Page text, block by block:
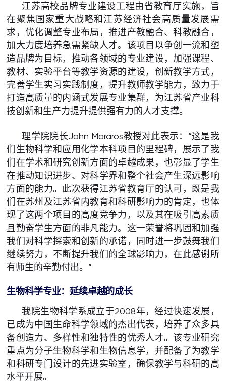
江苏高校品牌专业建设工程由省教育厅实施，旨
在聚焦国家重大战略和江苏经济社会高质量发展需
求，优化调整专业布局，推进产教融合、科教融合，
加大力度培养急需紧缺人才。该项目以争创一流和塑
造品牌为目标，推动各领域的专业建设，加强课程、
教材、实验平台等教学资源的建设，创新教学方式，
完善学生实习实践制度，提升教师教学能力，致力于
打造高质量的内涵式发展专业集群，为江苏省产业科
技创新和生产力提升提供强有力的人才支撑。
理学院院长John Moraros教授对此表示：“这是我
们生物科学和应用化学本科项目的里程碑，展示了我
们在学术和研究创新方面的卓越成果，也彰显了学生
在推动知识进步、对科学界和整个社会产生深远影响
方面的能力。此次获得江苏省教育厅的认可，既是我
们在苏州及江苏省内教育和科研影响力的肯定，也体
现了这两个项目的高度竞争力，以及其在吸引高素质
且勤奋学生方面的非凡能力。这一荣誉将巩固和加强
我们对科学探索和创新的承诺，同时进一步鼓舞我们
继续努力，不断提升我们的全球影响力，在此感谢所
有师生的辛勤付出。”
生物科学专业：延续卓越的成长
我院生物科学系成立于2008年，经过快速发展，
已成为中国生命科学领域的杰出代表，培养了众多具
备创造力、多样性和独特性的优秀人才。该专业研究
重点为分子生物科学和生物信息学，并配备了为教学
和科研专门设计的先进实验室，确保教学与科研的高
水平开展。